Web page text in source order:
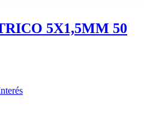
5X1,5MM 50